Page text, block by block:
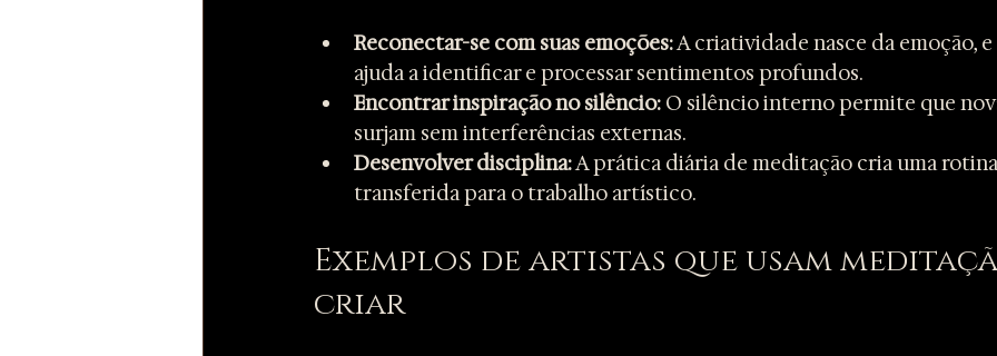
Reconectar-se com suas emoções: A criatividade nasce da emoção,
ajuda a identificar e processar sentimentos profundos.
Encontrar inspiração no silêncio: O silêncio interno permite que
surjam sem interferências externas.
Desenvolver disciplina: A prática diária de meditação cria uma
transferida para o trabalho artístico.
Exemplos de artistas que usam
criar